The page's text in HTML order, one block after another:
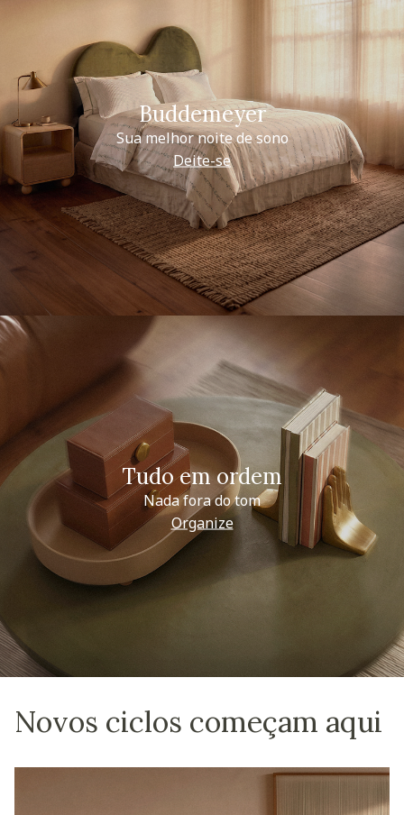
Buddemeyer
Sua melhor noite de sono
Deite-se
Tudo em ordem
Nada fora do tom
Organize
Novos ciclos começam aqui